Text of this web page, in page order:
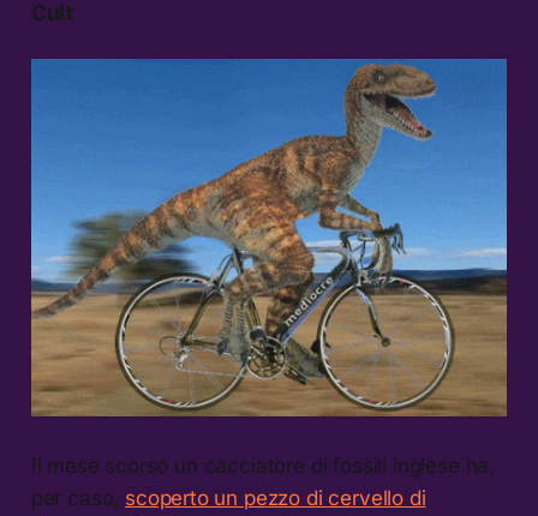
Cult
Il mese scorso un cacciatore di fossili inglese ha,
per caso, scoperto un pezzo di cervello di